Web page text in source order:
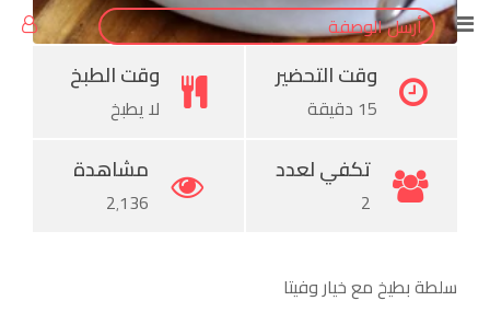
أرسل الوصفة
وقت التحضير
15 دقيقة
وقت الطبخ
لا يطبخ
تكفي لعدد مشاهدة
2٬136
سلطة بطيخ مع خيار وفيتا